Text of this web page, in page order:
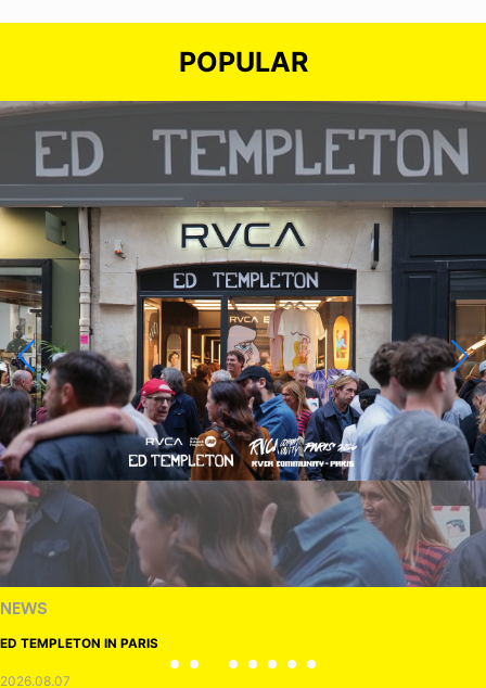
POPULAR
NEWS
ED TEMPLETON IN PARIS
2026.08.07